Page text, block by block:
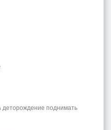
деторождение поднимать